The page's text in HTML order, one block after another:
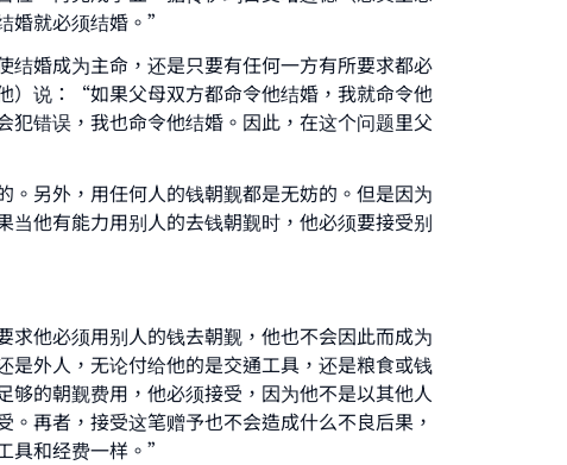
婚就必须结婚。”
婚成为主命，还是只要有任何一方有所要求都必
）说：“如果父母双方都命令他结婚，我就命令他
犯错误，我也命令他结婚。因此，在这个问题里父
。另外，用任何人的钱朝觐都是无妨的。但是因为
当他有能力用别人的去钱朝觐时，他必须要接受别
他必须用别人的钱去朝觐，他也不会因此而成为
是外人，无论付给他的是交通工具，还是粮食或钱
的朝觐费用，他必须接受，因为他不是以其他人
再者，接受这笔赠予也不会造成什么不良后果，
具和经费一样。”
to doing what is good will earn the
as those who do it."
1893)
IslamQA